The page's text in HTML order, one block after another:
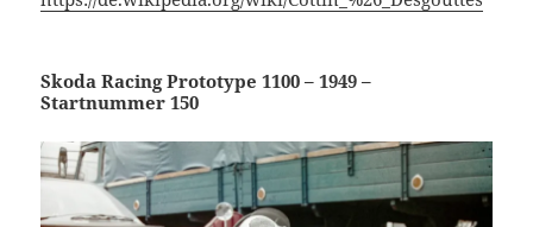
Skoda Racing Prototype 1100 – 1949 –
Startnummer 150